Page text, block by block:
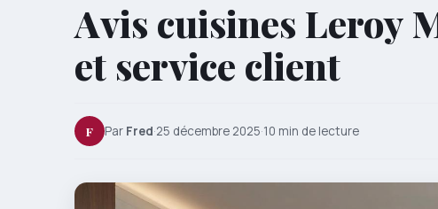
Avis cuisines Leroy
et service client
F Par Fred·25 décembre 2025·10 min de lecture